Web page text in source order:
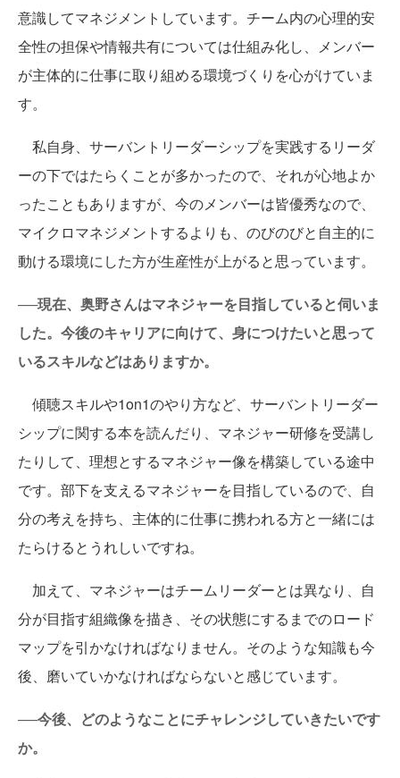
意識してマネジメントしています。チーム内の心理的安
全性の担保や情報共有については仕組み化し、メンバー
が主体的に仕事に取り組める環境づくりを心がけていま
す。
私自身、サーバントリーダーシップを実践するリーダ
ーの下ではたらくことが多かったので、それが心地よか
ったこともありますが、今のメンバーは皆優秀なので、
マイクロマネジメントするよりも、のびのびと自主的に
動ける環境にした方が生産性が上がると思っています。
──現在、奥野さんはマネジャーを目指していると伺いま
した。今後のキャリアに向けて、身につけたいと思って
いるスキルなどはありますか。
傾聴スキルや1on1のやり方など、サーバントリーダー
シップに関する本を読んだり、マネジャー研修を受講し
たりして、理想とするマネジャー像を構築している途中
です。部下を支えるマネジャーを目指しているので、自
分の考えを持ち、主体的に仕事に携われる方と一緒には
たらけるとうれしいですね。
加えて、マネジャーはチームリーダーとは異なり、自
分が目指す組織像を描き、その状態にするまでのロード
マップを引かなければなりません。そのような知識も今
後、磨いていかなければならないと感じています。
──今後、どのようなことにチャレンジしていきたいです
か。